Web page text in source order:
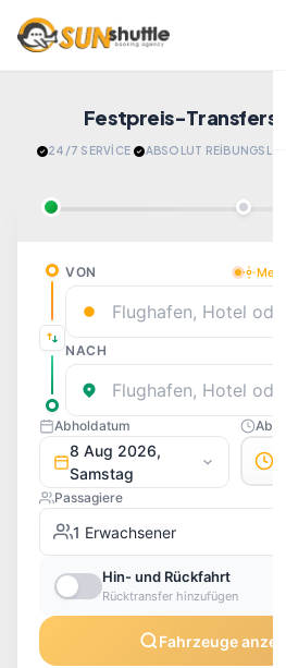
Festpreis-Transfers
24/7 SERVİCE · ABSOLUT REİBUNGSLOS